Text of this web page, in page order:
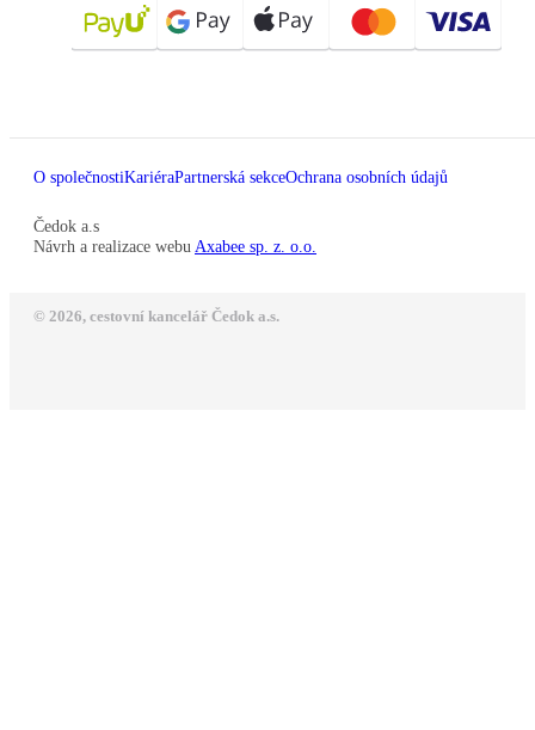
O společnostiKariéraPartnerská sekceOchrana osobních údajů
Čedok a.s
Návrh a realizace webu Axabee sp. z. o.o.
© 2026, cestovní kancelář Čedok a.s.